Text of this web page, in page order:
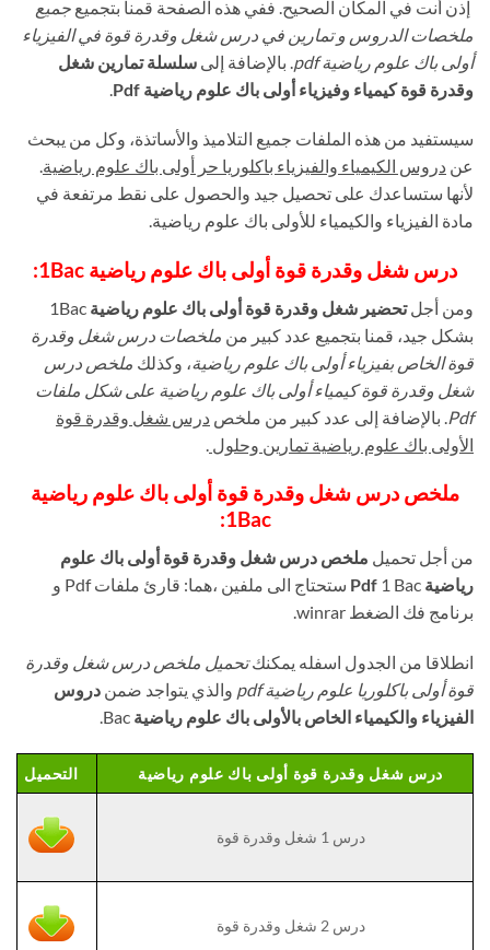
إذن أنت في المكان الصحيح. ففي هذه الصفحة قمنا بتجميع جميع
ملخصات الدروس و تمارين في درس شغل وقدرة قوة في الفيزياء
أولى باك علوم رياضية pdf
. بالإضافة إلى سلسلة تمارين شغل
وقدرة قوة كيمياء وفيزياء أولى باك علوم رياضية Pdf
سيستفيد من هذه الملفات جميع التلاميذ والأساتذة، وكل من يبحث
عن دروس الكيمياء والفيزياء باكلوريا حر أولى باك علوم رياضية.
لأنها ستساعدك على تحصيل جيد والحصول على نقط مرتفعة في
مادة الفيزياء والكيمياء للأولى باك علوم رياضية.
درس شغل وقدرة قوة أولى باك علوم رياضية 1Bac:
ومن أجلتحضير شغل وقدرة قوة أولى باك علوم رياضية 1Bac
بشكل جيد، قمنا بتجميع عدد كبير من ملخصات درس شغل وقدرة
قوة الخاص بفيزياء أولى باك علوم رياضية، وكذلك ملخص درس
شغل وقدرة قوة كيمياء أولى باك علوم رياضية على شكل ملفات
Pdf . بالإضافة إلى عدد كبير من ملخص درس شغل وقدرة قوة
الأولى باك علوم رياضية تمارين وحلول
ملخص درس شغل وقدرة قوة أولى باك علوم رياضية
1Bac:
من أجل تحميل ملخص درس شغل وقدرة قوة أولى باك علوم
رياضية Pdf
1 Bac ستحتاج الى ملفين ،هما: قارئ ملفات Pdf و
برنامج فك الضغط winrar.
انطلاقا من الجدول اسفله يمكنكتحميل ملخص درس شغل وقدرة
قوة أولى باكلوريا علوم رياضية pdf
والذي يتواجد ضمن دروس
الفيزياء والكيمياء الخاص بالأولى باك علوم رياضية
درس شغل وقدرة قوة أولى باك علوم رياضية التحميل
درس 1 شغل وقدرة قوة
درس 2 شغل وقدرة قوة